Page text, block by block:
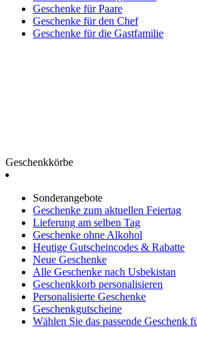
Geschenke für Paare
Geschenke für den Chef
Geschenke für die Gastfamilie
Geschenkkörbe
Sonderangebote
Geschenke zum aktuellen Feiertag
Lieferung am selben Tag
Geschenke ohne Alkohol
Heutige Gutscheincodes & Rabatte
Neue Geschenke
Alle Geschenke nach Usbekistan
Geschenkkorb personalisieren
Personalisierte Geschenke
Geschenkgutscheine
Wählen Sie das passende Geschenk